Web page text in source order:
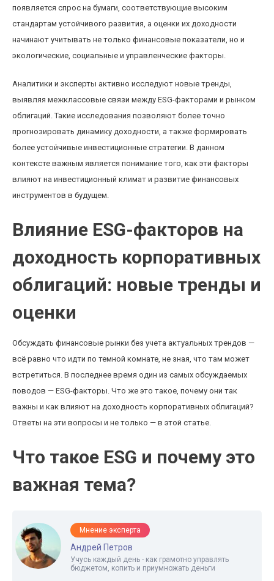
появляется спрос на бумаги, соответствующие высоким
стандартам устойчивого развития, а оценки их доходности
начинают учитывать не только финансовые показатели, но и
экологические, социальные и управленческие факторы.
Аналитики и эксперты активно исследуют новые тренды,
выявляя межклассовые связи между ESG-факторами и рынком
облигаций. Такие исследования позволяют более точно
прогнозировать динамику доходности, а также формировать
более устойчивые инвестиционные стратегии. В данном
контексте важным является понимание того, как эти факторы
влияют на инвестиционный климат и развитие финансовых
инструментов в будущем.
Влияние ESG-факторов на
доходность корпоративных
облигаций: новые тренды и
оценки
Обсуждать финансовые рынки без учета актуальных трендов —
всё равно что идти по темной комнате, не зная, что там может
встретиться. В последнее время один из самых обсуждаемых
поводов — ESG-факторы. Что же это такое, почему они так
важны и как влияют на доходность корпоративных облигаций?
Ответы на эти вопросы и не только — в этой статье.
Что такое ESG и почему это
важная тема?
Мнение эксперта
Андрей Петров
Учусь каждый день - как грамотно управлять
бюджетом, копить и приумножать деньги